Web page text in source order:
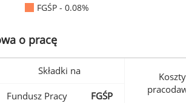
FGŚP - 0.08%
o pracę
Składki na
Koszty
Fundusz Pracy FGŚP